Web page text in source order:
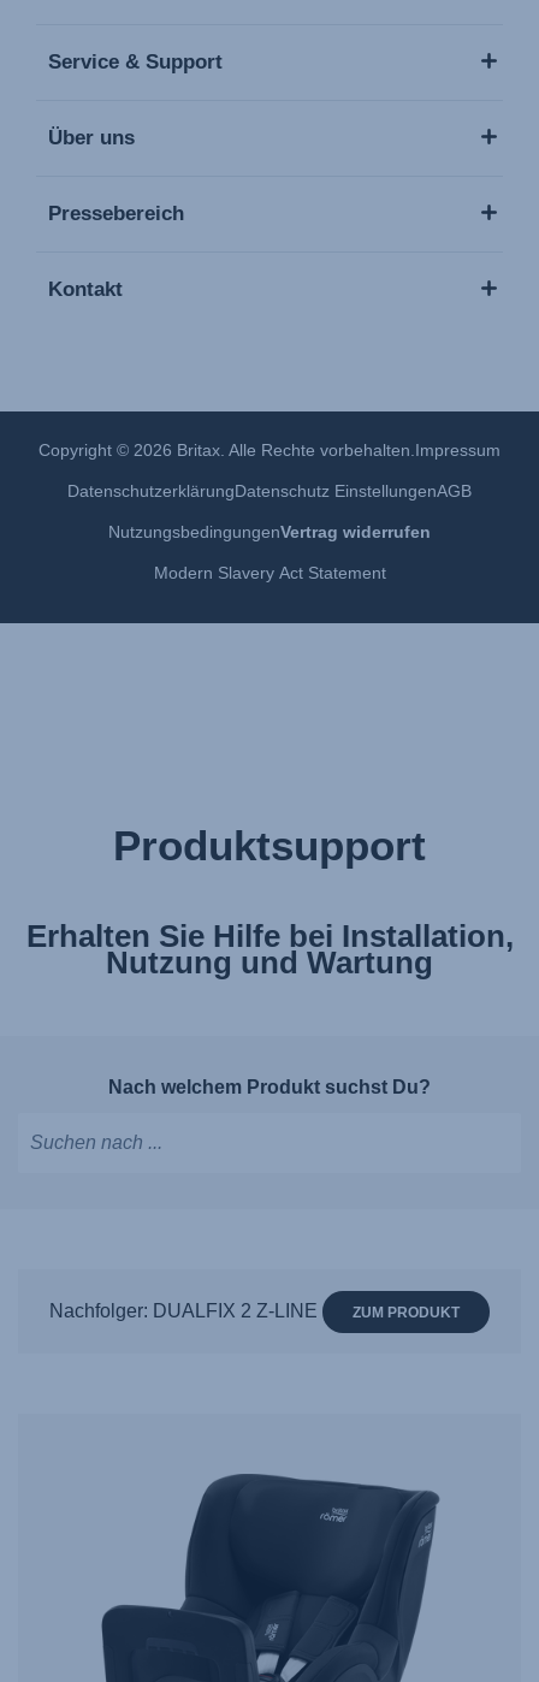
Service & Support
Über uns
Pressebereich
Kontakt
Copyright © 2026 Britax. Alle Rechte vorbehalten. Impressum
DatenschutzerklärungDatenschutz EinstellungenAGB
NutzungsbedingungenVertrag widerrufen
Modern Slavery Act Statement
Produktsupport
Erhalten Sie Hilfe bei Installation,
Nutzung und Wartung
Nach welchem Produkt suchst Du?
erhalten;Nachfolger: DUALFIX 2 Z-LINE ZUM PRODUKT